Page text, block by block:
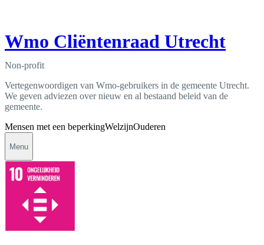
Wmo Cliëntenraad Utrecht
Non-profit
Vertegenwoordigen van Wmo-gebruikers in de gemeente Utrecht.
We geven adviezen over nieuw en al bestaand beleid van de
gemeente.
Mensen met een beperkingWelzijnOuderen
Menu